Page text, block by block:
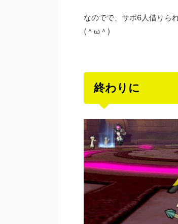
なのでで、サポ6人借りら
(＾ω＾)
終わりに